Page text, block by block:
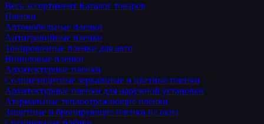
Весь ассортимент Каталог товаров
Пленки
Автомобильные пленки
Антигравийные пленки
Тонировочные пленки для авто
Виниловые пленки
Архитектурные пленки
Солнцезащитные зеркальные и цветные пленки
Архитектурные пленки для наружной установки
Атермальные теплоотражающие пленки
Защитные и бронирующие пленки на окна